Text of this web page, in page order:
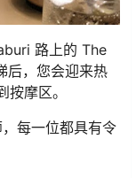
路上的 The
后，您会迎来热
摩区。
每一位都具有令